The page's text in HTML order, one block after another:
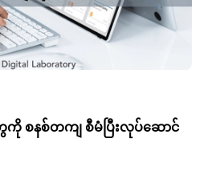
ကို စနစ်တကျ စီမံပြီးလုပ်ဆောင်